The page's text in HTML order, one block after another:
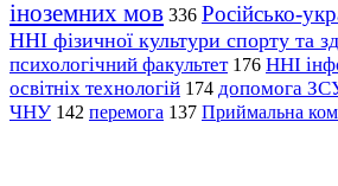
іноземних мов 336 Російсько-
ННІ фізичної культури спорту та
психологічний факультет 176 ННІ
освітніх технологій 174 допомога
ЧНУ 142 перемога 137 Приймальна